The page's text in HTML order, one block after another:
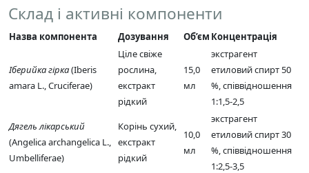
Склад і активні компоненти
Назва компонента Дозування Об’єм Концентрація
Іберийка гірка(Iberis
amara L., Cruciferae)
Ціле свіже
рослина,
екстракт
рідкий
15,0
мл
экстрагент
етиловий спирт 50
%, співвідношення
1:1,5-2,5
Дягель лікарський
(Angelica archangelica L.,
Umbelliferae)
Корінь сухий,
екстракт
рідкий
10,0
мл
экстрагент
етиловий спирт 30
%, співвідношення
1:2,5-3,5